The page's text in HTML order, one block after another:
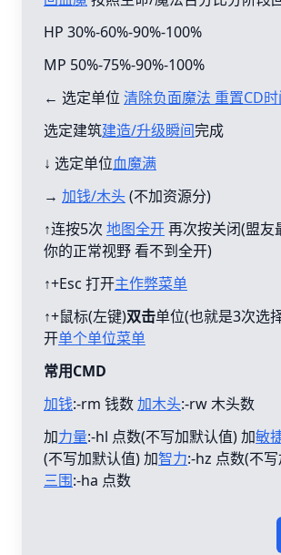
HP 30%-60%-90%-100%
MP 50%-75%-90%-100%
← 选定单位 清除负面魔法 重置CD
选定建筑建造/升级瞬间完成
↓ 选定单位血魔满
→ 加钱/木头(不加资源分)
↑连按5次 地图全开再次按关闭(盟友
你的正常视野 看不到全开)
↑+Esc 打开主作弊菜单
↑+鼠标(左键)双击单位(也就是3次选
开单个单位菜单
常用CMD
加钱:-rm 钱数加木头:-rw 木头数
加力量:-hl 点数(不写加默认值) 加敏
(不写加默认值) 加智力:-hz 点数(不
三围:-ha 点数